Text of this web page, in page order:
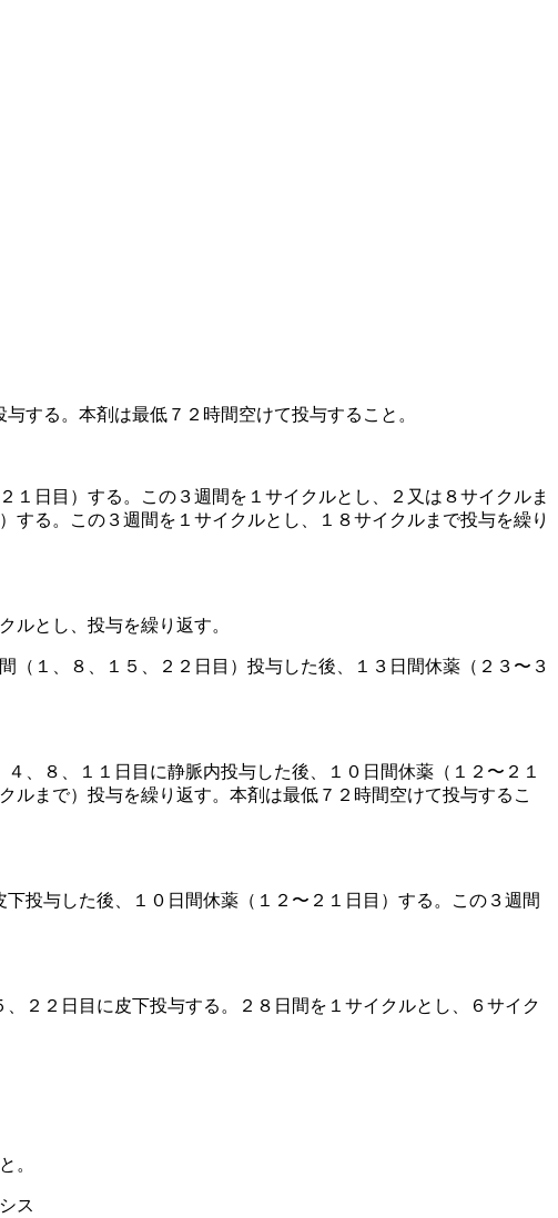
する。本剤は最低７２時間空けて投与すること。
日目）する。この３週間を１サイクルとし、２又は８サイクルま
る。この３週間を１サイクルとし、１８サイクルまで投与を繰り
ルとし、投与を繰り返す。
１、８、１５、２２日目）投与した後、１３日間休薬（２３〜３
、８、１１日目に静脈内投与した後、１０日間休薬（１２〜２１
まで）投与を繰り返す。本剤は最低７２時間空けて投与するこ
投与した後、１０日間休薬（１２〜２１日目）する。この３週間
２２日目に皮下投与する。２８日間を１サイクルとし、６サイク
。
ス